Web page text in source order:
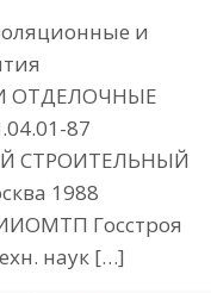
и
ОТДЕЛОЧНЫЕ
87
СТРОИТЕЛЬНЫЙ
1988
Госстроя
наук[…]